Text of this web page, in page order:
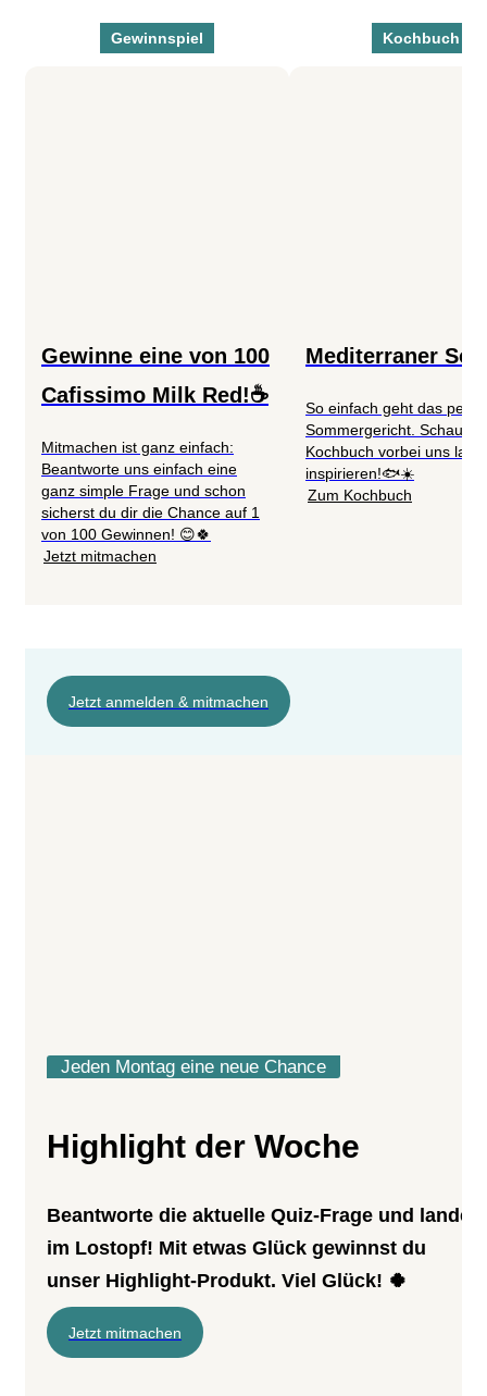
Gewinnspiel
Gewinne eine von 100
Cafissimo Milk Red!☕
Mitmachen ist ganz einfach:
Beantworte uns einfach eine
ganz simple Frage und schon
sicherst du dir die Chance auf 1
von 100 Gewinnen! 😊🍀
Jetzt mitmachen
Kochbuch
Mediterraner
So einfach geht das
Sommergericht. Schau im
Kochbuch vorbei uns lass
inspirieren!🐟☀️
Zum Kochbuch
Jetzt anmelden & mitmachen
Jeden Montag eine neue Chance
Highlight der Woche
Beantworte die aktuelle Quiz-Frage und lande
im Lostopf! Mit etwas Glück gewinnst du
unser Highlight-Produkt. Viel Glück! 🍀
Jetzt mitmachen